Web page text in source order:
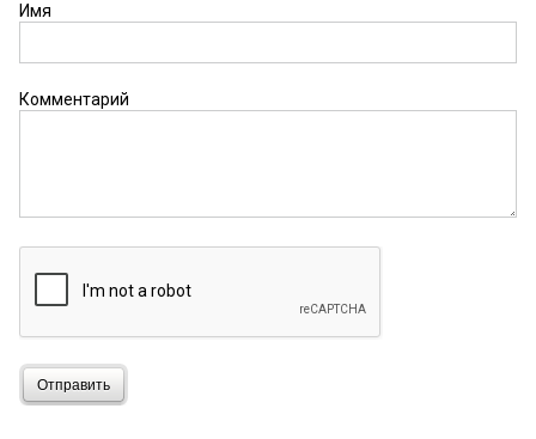
Имя
Комментарий
Отправить